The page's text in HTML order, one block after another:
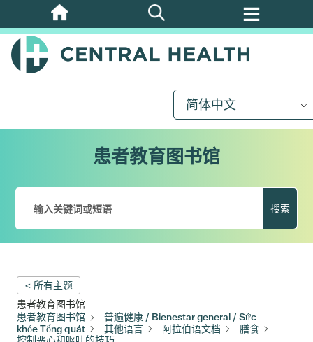
跳
至
主
简体中文
患者教育图书馆
搜索
< 所有主题
患者教育图书馆
患者教育图书馆
普遍健康 / Bienestar general / Sức
khỏe Tổng quát
其他语言 阿拉伯语文档
膳食